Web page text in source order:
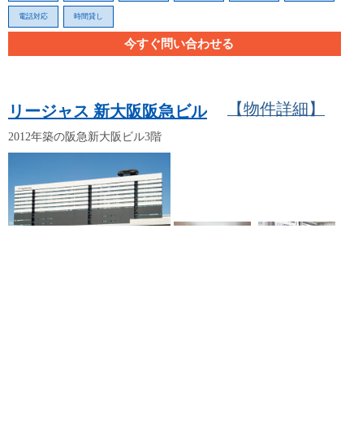
電話対応 時間貸し
今すぐ問い合わせる
リージャス 新大阪阪急ビル 【物件詳細】
2012年築の阪急新大阪ビル3階